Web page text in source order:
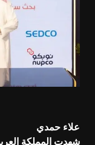
علاء حمدي
شهدت المملكة